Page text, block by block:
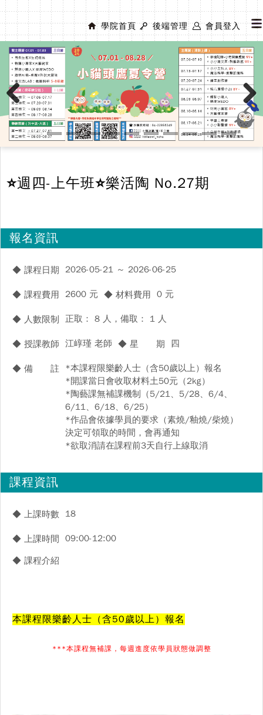
學院首頁 後端管理 會員登入
Previous Next
⭐週四-上午班⭐樂活陶 No.27期
報名資訊
◆ 課程日期 2026-05-21 ～ 2026-06-25
◆ 課程費用 2600 元 ◆ 材料費用 0 元
◆ 人數限制 正取： 8 人，備取： 1 人
◆ 授課教師 江崞瑾 老師 ◆ 星 期 四
◆ 備 註
*本課程限樂齡人士（含50歲以上）報名
*開課當日會收取材料土50元（2kg）
*陶藝課無補課機制（5/21、5/28、6/4、
6/11、6/18、6/25）
*作品會依據學員的要求（素燒/釉燒/柴燒）
決定可領取的時間，會再通知
*欲取消請在課程前3天自行上線取消
課程資訊
◆ 上課時數 18
◆ 上課時間 09:00-12:00
◆ 課程介紹
本課程限樂齡人士（含50歲以上）報名
***本課程無補課，每週進度依學員狀態做調整